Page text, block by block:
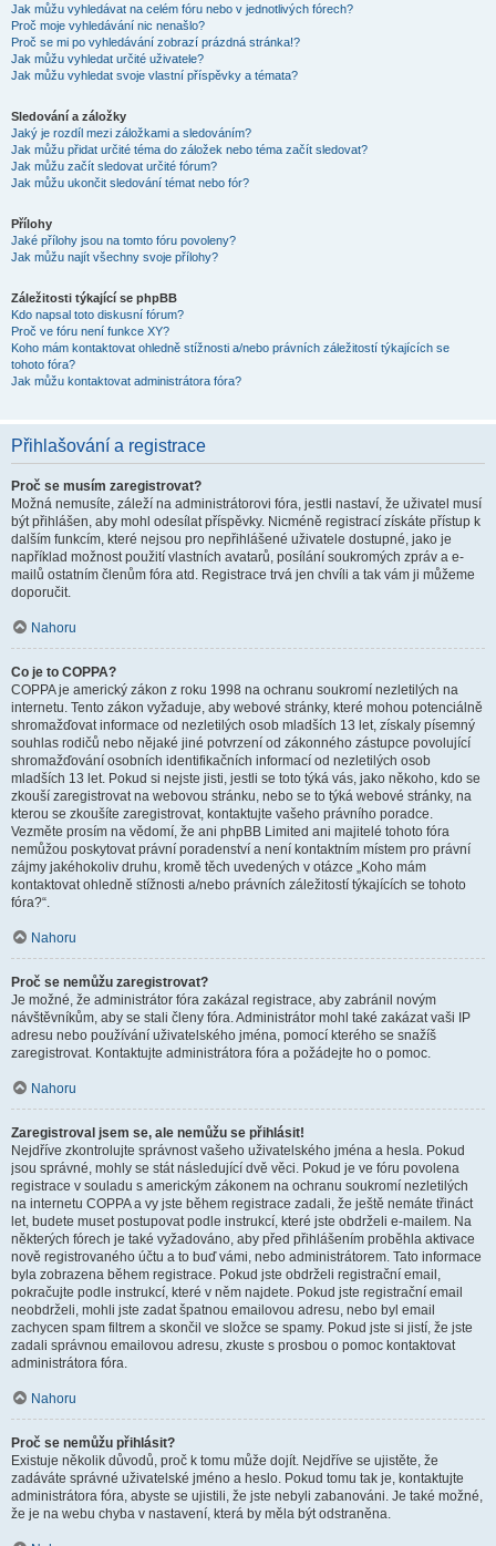
Jak můžu vyhledávat na celém fóru nebo v jednotlivých fórech?
Proč moje vyhledávání nic nenašlo?
Proč se mi po vyhledávání zobrazí prázdná stránka!?
Jak můžu vyhledat určité uživatele?
Jak můžu vyhledat svoje vlastní příspěvky a témata?
Sledování a záložky
Jaký je rozdíl mezi záložkami a sledováním?
Jak můžu přidat určité téma do záložek nebo téma začít sledovat?
Jak můžu začít sledovat určité fórum?
Jak můžu ukončit sledování témat nebo fór?
Přílohy
Jaké přílohy jsou na tomto fóru povoleny?
Jak můžu najít všechny svoje přílohy?
Záležitosti týkající se phpBB
Kdo napsal toto diskusní fórum?
Proč ve fóru není funkce XY?
Koho mám kontaktovat ohledně stížnosti a/nebo právních záležitostí týkajících se
tohoto fóra?
Jak můžu kontaktovat administrátora fóra?
Přihlašování a registrace
Proč se musím zaregistrovat?
Možná nemusíte, záleží na administrátorovi fóra, jestli nastaví, že uživatel musí
být přihlášen, aby mohl odesílat příspěvky. Nicméně registrací získáte přístup k
dalším funkcím, které nejsou pro nepřihlášené uživatele dostupné, jako je
například možnost použití vlastních avatarů, posílání soukromých zpráv a e-
mailů ostatním členům fóra atd. Registrace trvá jen chvíli a tak vám ji můžeme
doporučit.
Nahoru
Co je to COPPA?
COPPA je americký zákon z roku 1998 na ochranu soukromí nezletilých na
internetu. Tento zákon vyžaduje, aby webové stránky, které mohou potenciálně
shromažďovat informace od nezletilých osob mladších 13 let, získaly písemný
souhlas rodičů nebo nějaké jiné potvrzení od zákonného zástupce povolující
shromažďování osobních identifikačních informací od nezletilých osob
mladších 13 let. Pokud si nejste jisti, jestli se toto týká vás, jako někoho, kdo se
zkouší zaregistrovat na webovou stránku, nebo se to týká webové stránky, na
kterou se zkoušíte zaregistrovat, kontaktujte vašeho právního poradce.
Vezměte prosím na vědomí, že ani phpBB Limited ani majitelé tohoto fóra
nemůžou poskytovat právní poradenství a není kontaktním místem pro právní
zájmy jakéhokoliv druhu, kromě těch uvedených v otázce „Koho mám
kontaktovat ohledně stížnosti a/nebo právních záležitostí týkajících se tohoto
fóra?“.
Nahoru
Proč se nemůžu zaregistrovat?
Je možné, že administrátor fóra zakázal registrace, aby zabránil novým
návštěvníkům, aby se stali členy fóra. Administrátor mohl také zakázat vaši IP
adresu nebo používání uživatelského jména, pomocí kterého se snažíš
zaregistrovat. Kontaktujte administrátora fóra a požádejte ho o pomoc.
Nahoru
Zaregistroval jsem se, ale nemůžu se přihlásit!
Nejdříve zkontrolujte správnost vašeho uživatelského jména a hesla. Pokud
jsou správné, mohly se stát následující dvě věci. Pokud je ve fóru povolena
registrace v souladu s americkým zákonem na ochranu soukromí nezletilých
na internetu COPPA a vy jste během registrace zadali, že ještě nemáte třináct
let, budete muset postupovat podle instrukcí, které jste obdrželi e-mailem. Na
některých fórech je také vyžadováno, aby před přihlášením proběhla aktivace
nově registrovaného účtu a to buď vámi, nebo administrátorem. Tato informace
byla zobrazena během registrace. Pokud jste obdrželi registrační email,
pokračujte podle instrukcí, které v něm najdete. Pokud jste registrační email
neobdrželi, mohli jste zadat špatnou emailovou adresu, nebo byl email
zachycen spam filtrem a skončil ve složce se spamy. Pokud jste si jistí, že jste
zadali správnou emailovou adresu, zkuste s prosbou o pomoc kontaktovat
administrátora fóra.
Nahoru
Proč se nemůžu přihlásit?
Existuje několik důvodů, proč k tomu může dojít. Nejdříve se ujistěte, že
zadáváte správné uživatelské jméno a heslo. Pokud tomu tak je, kontaktujte
administrátora fóra, abyste se ujistili, že jste nebyli zabanováni. Je také možné,
že je na webu chyba v nastavení, která by měla být odstraněna.